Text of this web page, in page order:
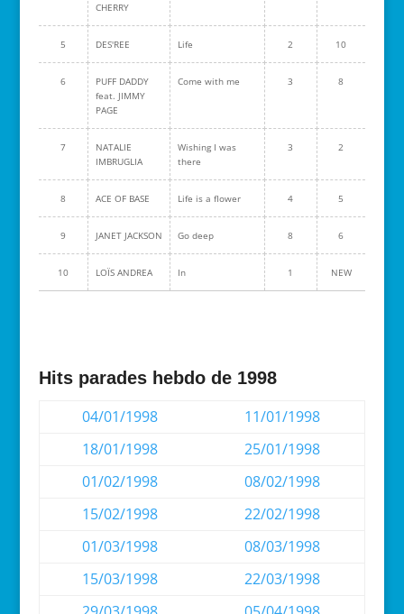
CHERRY
5 DES'REE Life 2 10
6
PUFF DADDY
feat. JIMMY
PAGE
Come with me 3 8
7
NATALIE
IMBRUGLIA
Wishing I was
there
3 2
8 ACE OF BASE Life is a flower 4 5
9 JANET JACKSON Go deep 8 6
10 LOÏS ANDREA In 1 NEW
Hits parades hebdo de 1998
04/01/1998
11/01/1998
18/01/1998
25/01/1998
01/02/1998
08/02/1998
15/02/1998
22/02/1998
01/03/1998
08/03/1998
15/03/1998
22/03/1998